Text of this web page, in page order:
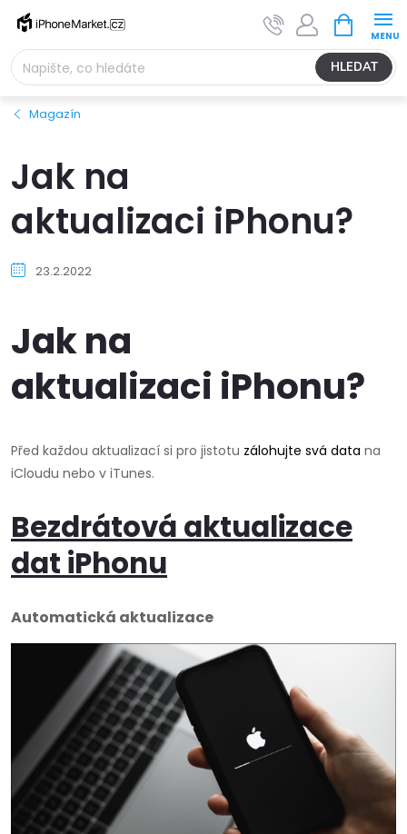
Přejít
obsah
HLEDAT
NÁKUPNÍ
KOŠÍK
Magazín
Jak na
aktualizaci iPhonu?
23.2.2022
Jak na
aktualizaci iPhonu?
Před každou aktualizací si pro jistotu zálohujte svá data na
iCloudu nebo v iTunes.
Bezdrátová aktualizace
dat iPhonu
Automatická aktualizace